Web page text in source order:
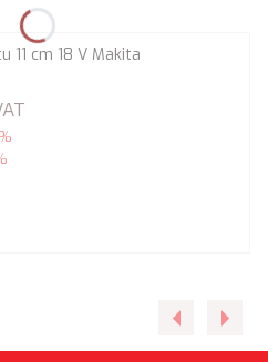
11 cm 18 V Makita